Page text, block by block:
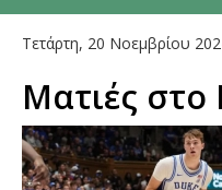
Τετάρτη, 20 Νοεμβρίου
Ματιές στο